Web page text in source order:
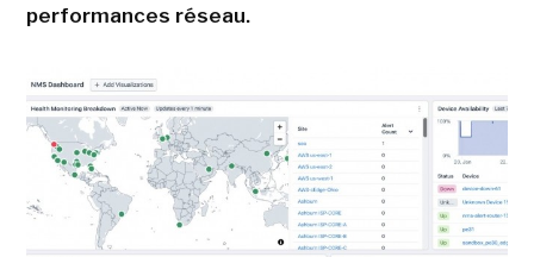
performances réseau.